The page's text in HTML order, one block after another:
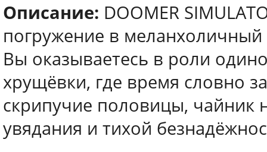
Описание: DOOMER
погружение в меланхоличный
Вы оказываетесь в роли
хрущёвки, где время словно
скрипучие половицы,
увядания и тихой